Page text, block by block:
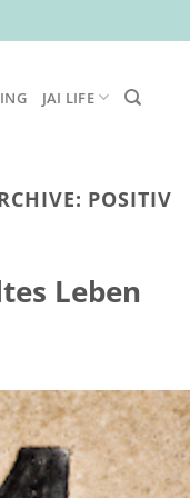
JAI LIFE
POSITIV
Leben